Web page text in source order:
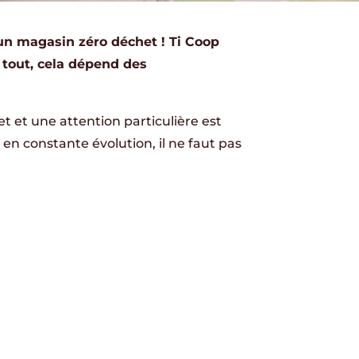
magasin zéro déchet ! Ti Coop
cela dépend des
et une attention particulière est
constante évolution, il ne faut pas